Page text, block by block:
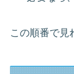
この順番で見